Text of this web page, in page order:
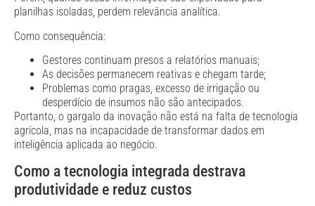
planilhas isoladas, perdem relevância analítica.
Como consequência:
Gestores continuam presos a relatórios manuais;
As decisões permanecem reativas e chegam tarde;
Problemas como pragas, excesso de irrigação ou
desperdício de insumos não são antecipados.
Portanto, o gargalo da inovação não está na falta de tecnologia
agrícola, mas na incapacidade de transformar dados em
inteligência aplicada ao negócio.
Como a tecnologia integrada destrava
produtividade e reduz custos